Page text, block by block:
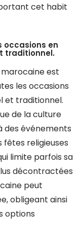
cet habit
occasions en
traditionnel.
marocaine est
les occasions
et traditionnel.
de la culture
des événements
fêtes religieuses
limite parfois sa
décontractées
peut
obligeant ainsi
options